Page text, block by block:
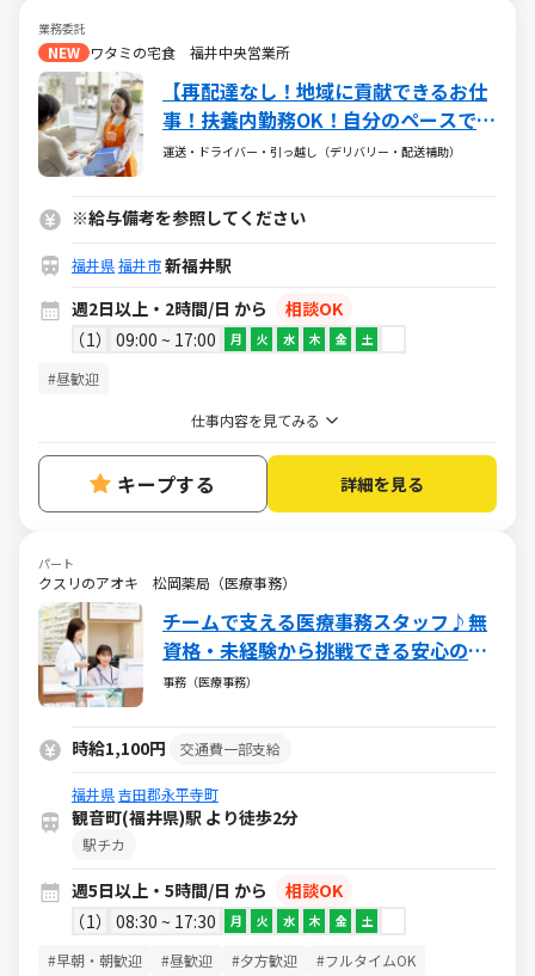
業務委託
NEW ワタミの宅食 福井中央営業所
【再配達なし！地域に貢献できるお仕
事！扶養内勤務OK！自分のペースで働
ける】ワタミの宅食「まごころさん」
♪幅広い世代の方が活躍されていま
す！！
運送・ドライバー・引っ越し（デリバリー・配送補助）
※給与備考を参照してください
福井県福井市新福井駅
週2日以上・2時間/日 から
相談OK
1
09:00 ~ 17:00 月 火 水 木 金 土
#昼歓迎
仕事内容を見てみる
キープする 詳細を見る
パート
クスリのアオキ 松岡薬局（医療事務）
チームで支える医療事務スタッフ♪無
資格・未経験から挑戦できる安心の環
境／週5日・1日5h～・日祝休み
事務（医療事務）
時給1,100円 交通費一部支給
福井県吉田郡永平寺町
観音町(福井県)駅 より徒歩2分
駅チカ
週5日以上・5時間/日 から
相談OK
1
08:30 ~ 17:30 月 火 水 木 金 土
#早朝・朝歓迎 #昼歓迎 #夕方歓迎 #フルタイムOK